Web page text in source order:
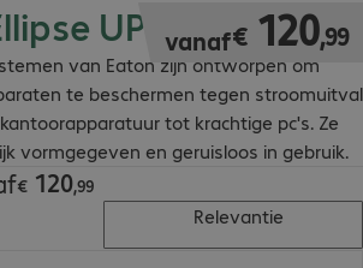
UPS-systemen
van Eaton zijn ontworpen om
te beschermen tegen stroomuitval
tot krachtige pc's. Ze
vormgegeven en geruisloos in gebruik.
vanaf€ 120,99
€ 120,99
€ 120,99
€ 120,99
Relevantie